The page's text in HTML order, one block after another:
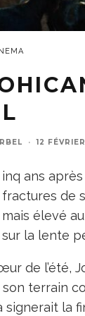
· 12
inq ans
fractures de
mais élevé
sur la lente
de l’été,
terrain
signerait la